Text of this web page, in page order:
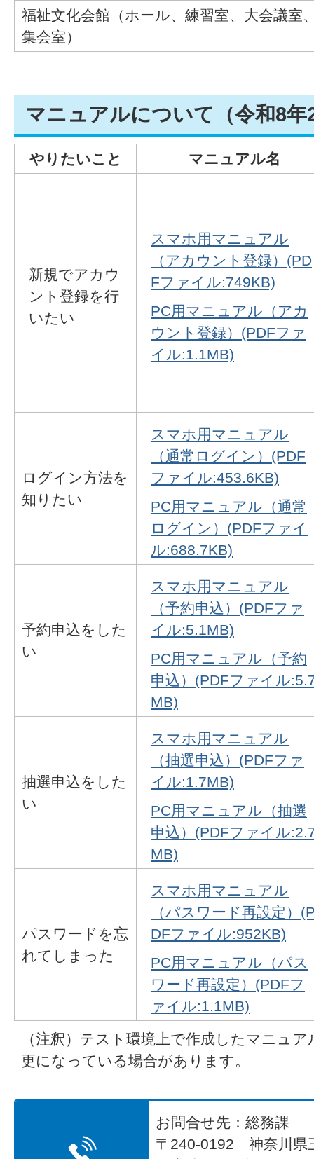
福祉文化会館（ホール、練習室、大会議室
集会室）
マニュアルについて（令和8年
やりたいこと マニュアル名
新規でアカウ
ント登録を行
いたい
スマホ用マニュアル
（アカウント登録）(PD
Fファイル:749KB)
PC用マニュアル（アカ
ウント登録）(PDFファ
イル:1.1MB)
ログイン方法を
知りたい
スマホ用マニュアル
（通常ログイン）(PDF
ファイル:453.6KB)
PC用マニュアル（通常
ログイン）(PDFファイ
ル:688.7KB)
予約申込をした
い
スマホ用マニュアル
（予約申込）(PDFファ
イル:5.1MB)
PC用マニュアル（予約
申込）(PDFファイル
MB)
抽選申込をした
い
スマホ用マニュアル
（抽選申込）(PDFファ
イル:1.7MB)
PC用マニュアル（抽選
申込）(PDFファイル
MB)
パスワードを忘
れてしまった
スマホ用マニュアル
（パスワード再設定）
DFファイル:952KB)
PC用マニュアル（パス
ワード再設定）(PDFフ
ァイル:1.1MB)
（注釈）テスト環境上で作成したマニュ
更になっている場合があります。
お問合せ先：総務課
〒240-0192 神奈川県